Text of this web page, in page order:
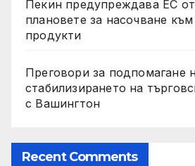
Пекин предупреждава ЕС
плановете за насочване
продукти
Преговори за подпомагане
стабилизирането на
с Вашингтон
Recent Comments